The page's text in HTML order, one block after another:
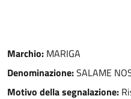
Marchio: MARIGA
Denominazione:SALAME
Motivo della segnalazione: